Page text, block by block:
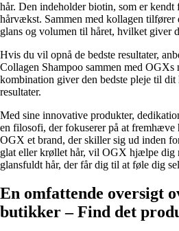
hår. Den indeholder biotin, som er kendt
hårvækst. Sammen med kollagen tilfører
glans og volumen til håret, hvilket giver
Hvis du vil opnå de bedste resultater,
Collagen Shampoo sammen med OGXs
kombination giver den bedste pleje til
resultater.
Med sine innovative produkter,
en filosofi, der fokuserer på at fremhæve
OGX et brand, der skiller sig ud inden
glat eller krøllet hår, vil OGX hjælpe dig
glansfuldt hår, der får dig til at føle dig
En omfattende oversigt
butikker – Find det